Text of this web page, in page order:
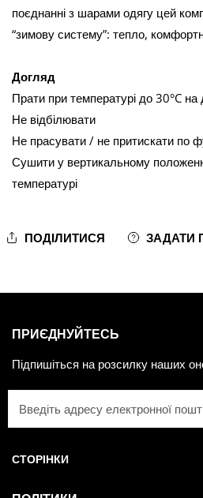
поєднанні з шарами одягу цей
“зимову систему”: тепло,
Догляд
Прати при температурі до 30°C на
Не відбілювати
Не прасувати / не притискати по
Сушити у вертикальному
температурі
ПОДІЛИТИСЯ ЗАДАТИ
ПРИЄДНУЙТЕСЬ
Підпишіться на розсилку наших
пошта
СТОРІНКИ